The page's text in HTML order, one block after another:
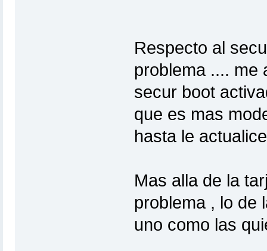
Respecto al
problema .... me
secur boot
que es mas
hasta le
Mas alla de la
problema , lo de
uno como las